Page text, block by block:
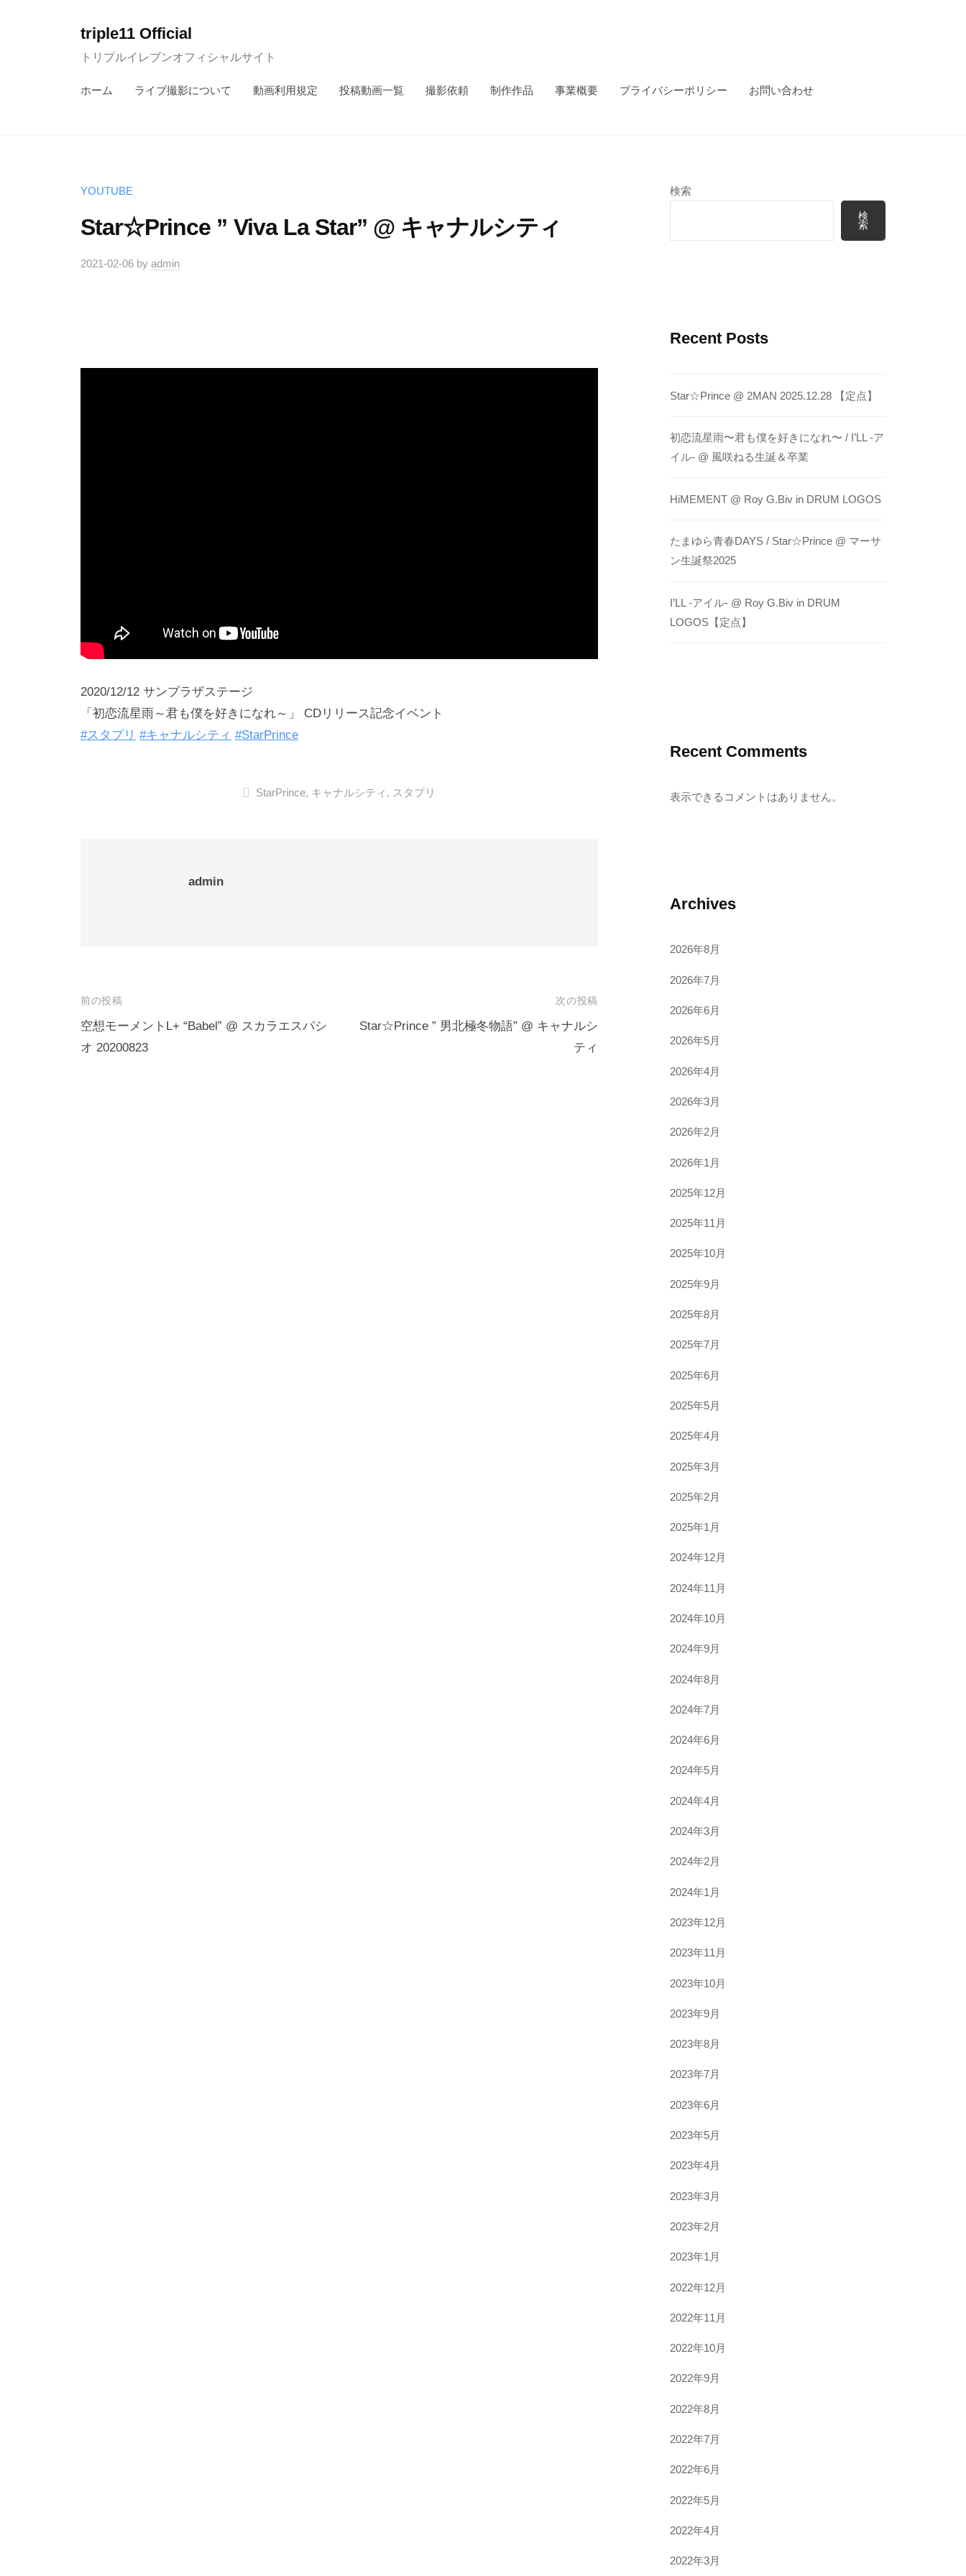
triple11 Official
トリプルイレブンオフィシャルサイト
ホーム ライブ撮影について 動画利用規定 投稿動画一覧 撮影依頼 制作作品 事業概要 プライバシーポリシー お問い合わせ
YOUTUBE
Star☆Prince ” Viva La Star” @ キャナルシティ
2021-02-06 by admin
2020/12/12 サンプラザステージ
「初恋流星雨～君も僕を好きになれ～」 CDリリース記念イベント
#スタプリ #キャナルシティ #StarPrince
StarPrince, キャナルシティ , スタプリ
admin
投
稿
ナ
前の投稿
空想モーメントL+ “Babel” @ スカラエスパシ
オ 20200823
次の投稿
Star☆Prince ” 男北極冬物語” @ キャナルシ
ティ
検索
検
索
Recent Posts
Star☆Prince @ 2MAN 2025.12.28 【定点】
初恋流星雨〜君も僕を好きになれ〜 / I’LL -ア
イル- @ 風咲ねる生誕＆卒業
HiMEMENT @ Roy G.Biv in DRUM LOGOS
たまゆら青春DAYS / Star☆Prince @ マーサ
ン生誕祭2025
I’LL -アイル- @ Roy G.Biv in DRUM
LOGOS【定点】
Recent Comments
表示できるコメントはありません。
Archives
2026年8月
2026年7月
2026年6月
2026年5月
2026年4月
2026年3月
2026年2月
2026年1月
2025年12月
2025年11月
2025年10月
2025年9月
2025年8月
2025年7月
2025年6月
2025年5月
2025年4月
2025年3月
2025年2月
2025年1月
2024年12月
2024年11月
2024年10月
2024年9月
2024年8月
2024年7月
2024年6月
2024年5月
2024年4月
2024年3月
2024年2月
2024年1月
2023年12月
2023年11月
2023年10月
2023年9月
2023年8月
2023年7月
2023年6月
2023年5月
2023年4月
2023年3月
2023年2月
2023年1月
2022年12月
2022年11月
2022年10月
2022年9月
2022年8月
2022年7月
2022年6月
2022年5月
2022年4月
2022年3月